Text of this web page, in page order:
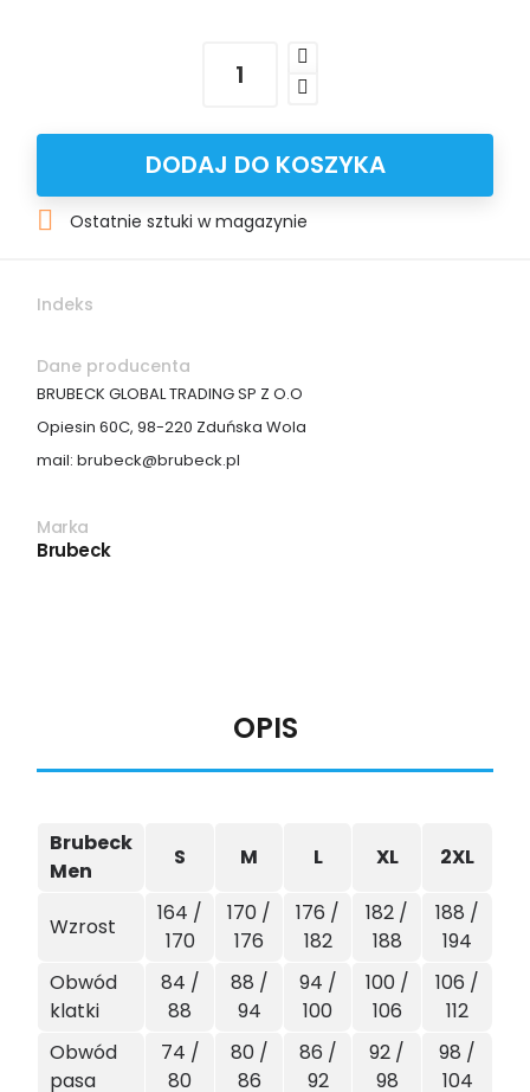
DODAJ DO KOSZYKA
 Ostatnie sztuki w magazynie
Indeks
Dane producenta
BRUBECK GLOBAL TRADING SP Z O.O
Opiesin 60C, 98-220 Zduńska Wola
mail: brubeck@brubeck.pl
Marka
Brubeck
OPIS
Brubeck
Men
S M L XL 2XL
Wzrost
164 /
170
170 /
176
176 /
182
182 /
188
188 /
194
Obwód
klatki
84 /
88
88 /
94
94 /
100
100 /
106
106 /
112
Obwód
pasa
74 /
80
80 /
86
86 /
92
92 /
98
98 /
104